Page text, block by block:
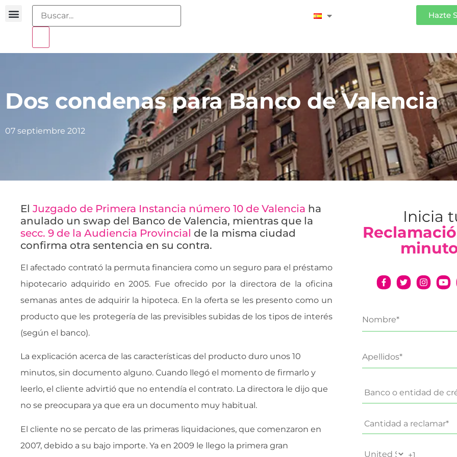
Hazte
Dos condenas para Banco de Valencia
07 septiembre 2012
El Juzgado de Primera Instancia número 10 de Valencia ha
anulado un swap del Banco de Valencia, mientras que la
secc. 9 de la Audiencia Provincial de la misma ciudad
confirma otra sentencia en su contra.
El afectado contrató la permuta financiera como un seguro para el préstamo
hipotecario adquirido en 2005. Fue ofrecido por la directora de la oficina
semanas antes de adquirir la hipoteca. En la oferta se les presento como un
producto que les protegería de las previsibles subidas de los tipos de interés
(según el banco).
La explicación acerca de las características del producto duro unos 10
minutos, sin documento alguno. Cuando llegó el momento de firmarlo y
leerlo, el cliente advirtió que no entendía el contrato. La directora le dijo que
no se preocupara ya que era un documento muy habitual.
El cliente no se percato de las primeras liquidaciones, que comenzaron en
2007, debido a su bajo importe. Ya en 2009 le llego la primera gran
Inicia